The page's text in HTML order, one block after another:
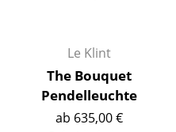
Bürosessel
Einzelteile
... alle Sitzmöbel
Le Klint
The Bouquet
Pendelleuchte
ab 635,00 €